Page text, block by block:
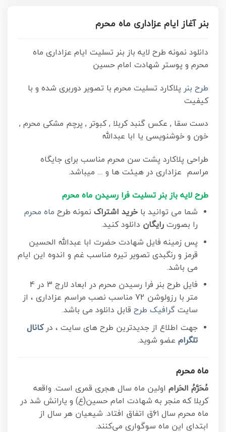
بنر آغاز ایام عزاداری ماه محرم
دانلود نمونه طرح لایه باز بنر تسلیت ایام عزاداری ماه
محرم و پوستر شهادت امام حسین
طرح بنر پلاکارد تسلیت محرم با تصویر دوربری شده و با
کیفیت
دست سقا , عکس گنبد کربلا , کبوتر , پرچم مشکی محرم ,
خون و خوشنویسی یا ابا عبدالله
طراحی پلاکارد پشت سن محرم مناسب برای جایگاه
مراسم عزاداری در هیئت ها و … میباشد.
طرح لایه باز بنر تسلیت فرا رسیدن ماه محرم
شما می توانید با خرید اشتراکنمونه طرح ماه محرم
را بصورت رایگان دانلود کنید.
پس زمینه فایل شهادت حضرت ابا عبدالله الحسین
قرمز و رنگبدی تصویر تیره مناسب غم و اندوه این ایام
می باشد.
فایل طرح بنر فرا رسیدن محرم در ابعاد لارج 3 در 4
متر با رزولوشن 72 مناسب نصب مراسم عزاداری ، از
سایت گرافیک طرحقابل دانلود می باشد.
جهت اطلاع از جدیدترین طرح های سایت ، درکانال
تلگرامعضو شوید.
ماه محرم
مُحَرَّمُ الحَرام اولین ماه سال هجری قمری است. واقعه
کربلا که منجر به شهادت امام حسین(ع) و یارانش شد در
ماه محرم سال ۶۱ق اتفاق افتاد. شیعیان هر سال از
ابتدای این ماه سوگواری می‌کنند.